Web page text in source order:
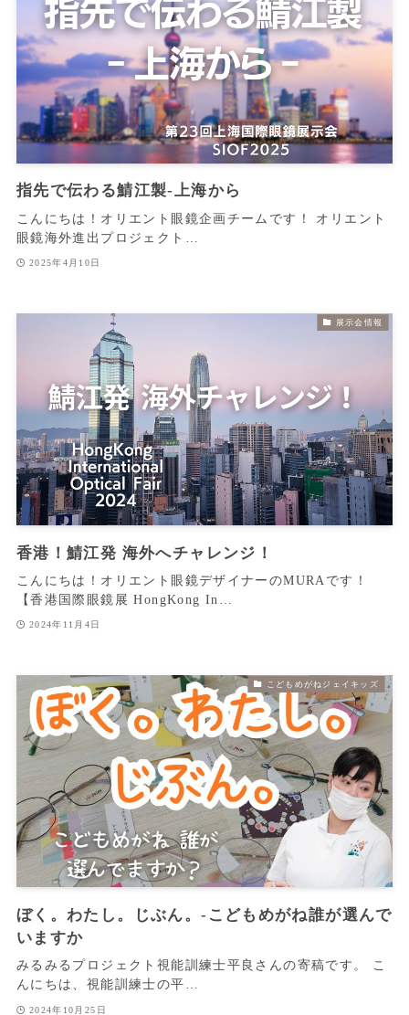
指先で伝わる鯖江製‐上海から
こんにちは！オリエント眼鏡企画チームです！ オリエント
眼鏡海外進出プロジェクト…
2025年4月10日
展示会情報
香港！鯖江発 海外へチャレンジ！
こんにちは！オリエント眼鏡デザイナーのMURAです！
【香港国際眼鏡展 HongKong In…
2024年11月4日
こどもめがねジェイキッズ
ぼく。わたし。じぶん。‐こどもめがね誰が選んで
いますか
みるみるプロジェクト視能訓練士平良さんの寄稿です。 こ
んにちは、視能訓練士の平…
2024年10月25日